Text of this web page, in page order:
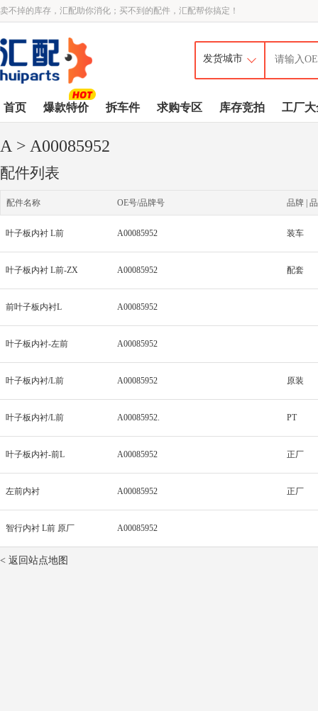
卖不掉的库存，汇配助你消化；买不到的配件，汇配帮你搞定！
首页 爆款特价 拆车件 求购专区 库存竞拍 工厂大
A > A00085952
配件列表
配件名称 OE号/品牌号 品牌 |
叶子板内衬 L前 A00085952 装车
叶子板内衬 L前-ZX A00085952 配套
前叶子板内衬L A00085952
叶子板内衬-左前 A00085952
叶子板内衬/L前 A00085952 原装
叶子板内衬/L前 A00085952. PT
叶子板内衬-前L A00085952 正厂
左前内衬 A00085952 正厂
智行内衬 L前 原厂 A00085952
< 返回站点地图